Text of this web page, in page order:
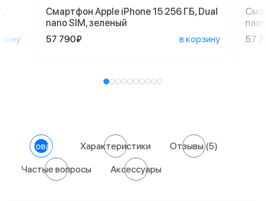
Смартфон Apple iPhone 15 256 ГБ, Dual
nano SIM, зеленый
57 790₽
в корзину
57
О товаре Характеристики Отзывы(5)
Частые вопросы Аксессуары